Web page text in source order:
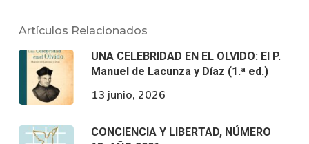
Artículos Relacionados
UNA CELEBRIDAD EN EL OLVIDO: El P.
Manuel de Lacunza y Díaz (1.ª ed.)
13 junio, 2026
CONCIENCIA Y LIBERTAD, NÚMERO